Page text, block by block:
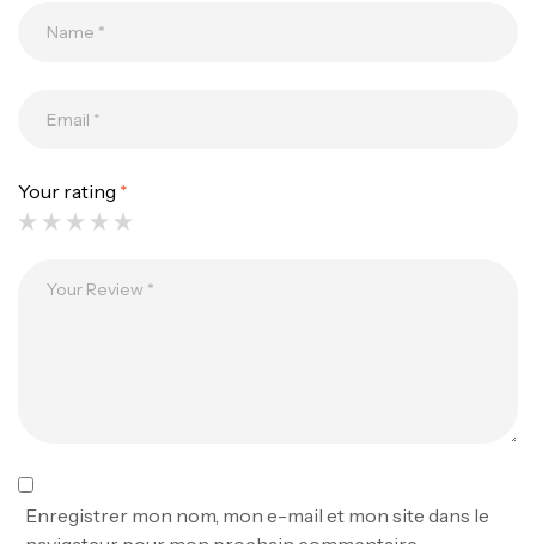
Your rating *
Enregistrer mon nom, mon e-mail et mon site dans le
Expanded